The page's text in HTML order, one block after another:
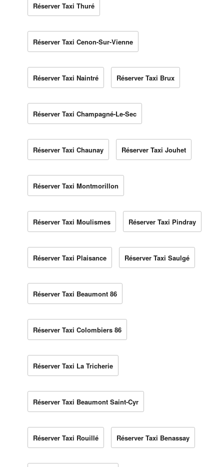
Réserver Taxi Thuré
Réserver Taxi Cenon-Sur-Vienne
Réserver Taxi Naintré Réserver Taxi Brux
Réserver Taxi Champagné-Le-Sec
Réserver Taxi Chaunay Réserver Taxi Jouhet
Réserver Taxi Montmorillon
Réserver Taxi Moulismes Réserver Taxi Pindray
Réserver Taxi Plaisance Réserver Taxi Saulgé
Réserver Taxi Beaumont 86
Réserver Taxi Colombiers 86
Réserver Taxi La Tricherie
Réserver Taxi Beaumont Saint-Cyr
Réserver Taxi Rouillé Réserver Taxi Benassay